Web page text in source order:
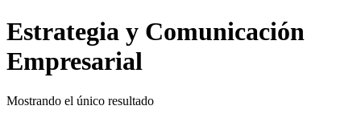
Estrategia y Comunicación
Empresarial
Mostrando el único resultado